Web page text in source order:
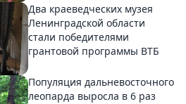
Два краеведческих музея
Ленинградской области
стали победителями
грантовой программы ВТБ
Популяция дальневосточного
леопарда выросла в 6 раз